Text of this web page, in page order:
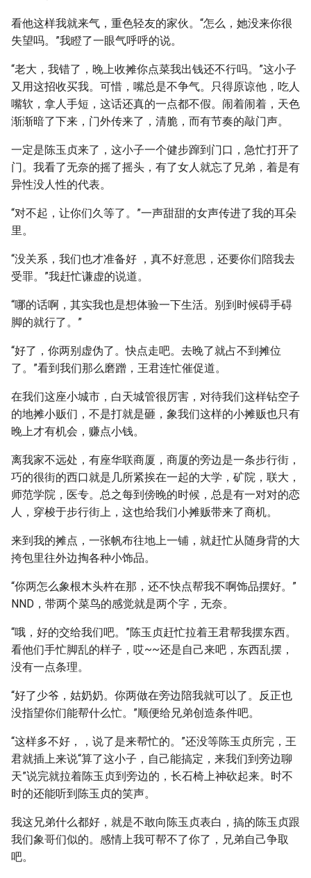
看他这样我就来气，重色轻友的家伙。“怎么，她没来你很
失望吗。”我瞪了一眼气呼呼的说。
“老大，我错了，晚上收摊你点菜我出钱还不行吗。”这小子
又用这招收买我。可惜，嘴总是不争气。只得原谅他，吃人
嘴软，拿人手短，这话还真的一点都不假。闹着闹着，天色
渐渐暗了下来，门外传来了，清脆，而有节奏的敲门声。
一定是陈玉贞来了，这小子一个健步蹿到门口，急忙打开了
门。我看了无奈的摇了摇头，有了女人就忘了兄弟，着是有
异性没人性的代表。
“对不起，让你们久等了。”一声甜甜的女声传进了我的耳朵
里。
“没关系，我们也才准备好 ，真不好意思，还要你们陪我去
受罪。”我赶忙谦虚的说道。
“哪的话啊，其实我也是想体验一下生活。别到时候碍手碍
脚的就行了。”
“好了，你两别虚伪了。快点走吧。去晚了就占不到摊位
了。”看到我们那么磨蹭，王君连忙催促道。
在我们这座小城市，白天城管很厉害，对待我们这样钻空子
的地摊小贩们，不是打就是砸，象我们这样的小摊贩也只有
晚上才有机会，赚点小钱。
离我家不远处，有座华联商厦，商厦的旁边是一条步行街，
巧的很街的西口就是几所紧挨在一起的大学，矿院，联大，
师范学院，医专。总之每到傍晚的时候，总是有一对对的恋
人，穿梭于步行街上，这也给我们小摊贩带来了商机。
来到我的摊点，一张帆布往地上一铺，就赶忙从随身背的大
挎包里往外边掏各种小饰品。
“你两怎么象根木头杵在那，还不快点帮我不啊饰品摆好。”
NND，带两个菜鸟的感觉就是两个字，无奈。
“哦，好的交给我们吧。”陈玉贞赶忙拉着王君帮我摆东西。
看他们手忙脚乱的样子，哎~~还是自己来吧，东西乱摆，
没有一点条理。
“好了少爷，姑奶奶。你两做在旁边陪我就可以了。反正也
没指望你们能帮什么忙。”顺便给兄弟创造条件吧。
“这样多不好，，说了是来帮忙的。”还没等陈玉贞所完，王
君就插上来说“算了这小子，自己能搞定，来我们到旁边聊
天”说完就拉着陈玉贞到旁边的，长石椅上神砍起来。时不
时的还能听到陈玉贞的笑声。
我这兄弟什么都好，就是不敢向陈玉贞表白，搞的陈玉贞跟
我们象哥们似的。感情上我可帮不了你了，兄弟自己争取
吧。